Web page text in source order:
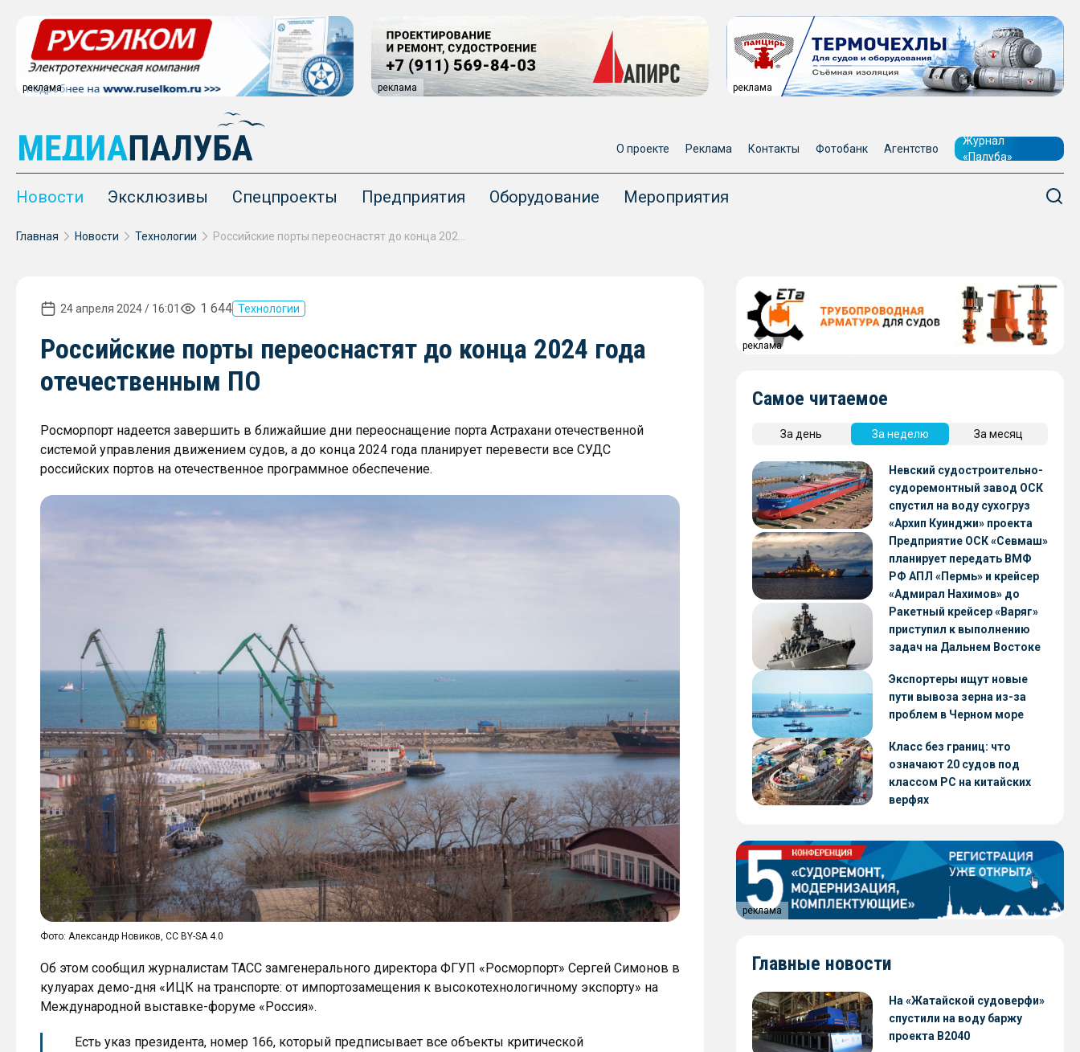
реклама реклама реклама
О проекте Реклама Контакты Фотобанк Агентство
Журнал
«Палуба»
Новости Эксклюзивы Спецпроекты Предприятия Оборудование Мероприятия
Главная Новости Технологии
24 апреля 2024 / 16:01 1 644 Технологии
Российские порты переоснастят до конца 2024 года
отечественным ПО
Росморпорт надеется завершить в ближайшие дни переоснащение порта Астрахани отечественной
системой управления движением судов, а до конца 2024 года планирует перевести все СУДС
российских портов на отечественное программное обеспечение.
Фото: Александр Новиков, CC BY-SA 4.0
Об этом сообщил журналистам ТАСС замгенерального директора ФГУП «Росморпорт» Сергей Симонов в
кулуарах демо-дня «ИЦК на транспорте: от импортозамещения к высокотехнологичному экспорту» на
Международной выставке-форуме «Россия».
Есть указ президента, номер 166, который предписывает все объекты критической
реклама
Самое читаемое
За день За неделю За месяц
Невский судостроительно-
судоремонтный завод ОСК
спустил на воду сухогруз
«Архип Куинджи» проекта
RSD59
Предприятие ОСК «Севмаш»
планирует передать ВМФ
РФ АПЛ «Пермь» и крейсер
«Адмирал Нахимов» до
конца 2026 года
Ракетный крейсер «Варяг»
приступил к выполнению
задач на Дальнем Востоке
Экспортеры ищут новые
пути вывоза зерна из-за
проблем в Черном море
Класс без границ: что
означают 20 судов под
классом РС на китайских
верфях
реклама
Главные новости
На «Жатайской судоверфи»
спустили на воду баржу
проекта В2040